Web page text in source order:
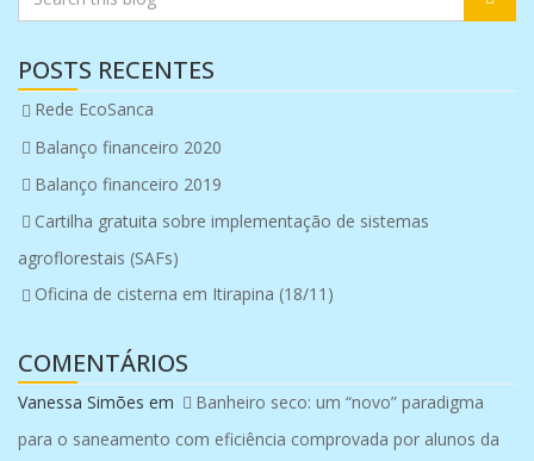
POSTS RECENTES
Rede EcoSanca
Balanço financeiro 2020
Balanço financeiro 2019
Cartilha gratuita sobre implementação de sistemas
agroflorestais (SAFs)
Oficina de cisterna em Itirapina (18/11)
COMENTÁRIOS
Vanessa Simões em
Banheiro seco: um “novo” paradigma
para o saneamento com eficiência comprovada por alunos da